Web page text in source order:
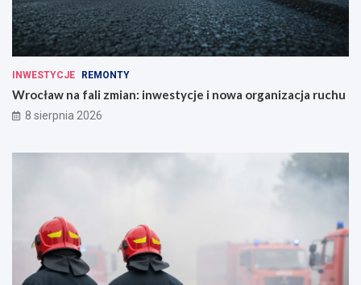
INWESTYCJE REMONTY
Wrocław na fali zmian: inwestycje i nowa organizacja ruchu
8 sierpnia 2026